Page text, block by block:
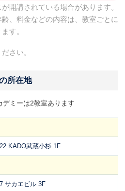
開講されている場合があります。
、料金などの内容は、教室ごとに
す。
さい。
所在地
デミーは2教室あります
KADO武蔵小杉 1F
サカエビル 3F